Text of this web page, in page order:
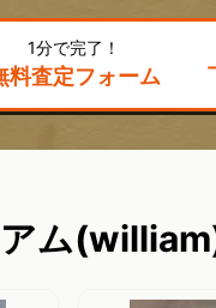
1分で完了！
料査定フォーム
ム